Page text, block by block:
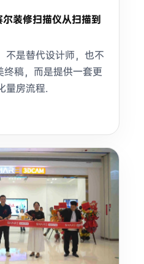
装修扫描仪从扫描到
不是替代设计师，也不
稿，而是提供一套更
量房流程.